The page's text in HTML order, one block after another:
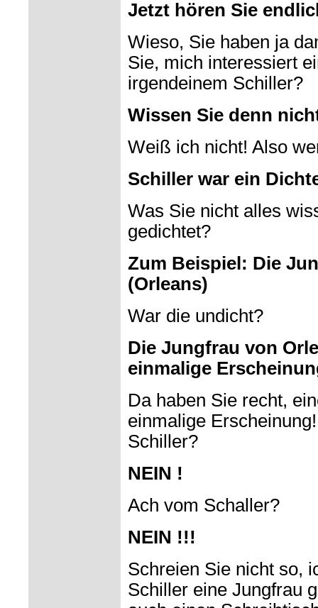
Jetzt hören Sie
Wieso, Sie haben ja
Sie, mich interessiert
irgendeinem Schiller?
Wissen Sie denn
Weiß ich nicht! Also
Schiller war ein
Was Sie nicht alles
gedichtet?
Zum Beispiel: Die
(Orleans)
War die undicht?
Die Jungfrau von
einmalige
Da haben Sie recht,
einmalige
Schiller?
NEIN !
Ach vom Schaller?
NEIN !!!
Schreien Sie nicht so,
Schiller eine Jungfrau